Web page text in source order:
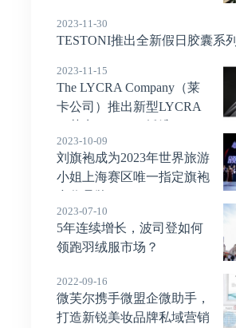
2023-11-30
TESTONI推出全新假日胶囊系列
2023-11-15
The LYCRA Company（莱
卡公司）推出新型LYCRA
2023-10-09
刘旗袍成为2023年世界旅游
小姐上海赛区唯一指定旗袍
2023-07-10
5年连续增长，波司登如何
领跑羽绒服市场？
2022-09-16
微芙尔携手微盟企微助手，
打造新锐美妆品牌私域营销